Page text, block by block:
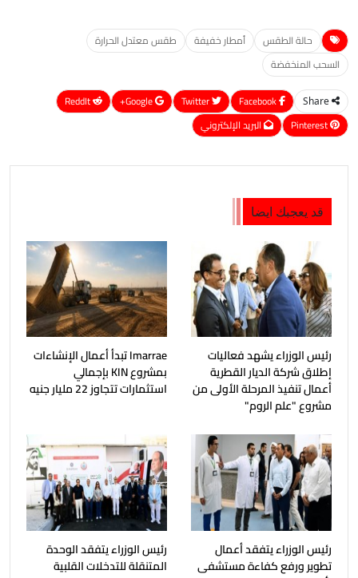
حالة الطقس أمطار خفيفة
طقس معتدل الحرارة
السحب المنخفضة
Share
Google+
ReddIt
Pinterest
البريد الإلكتروني
قد يعجبك ايضا
رئيس الوزراء يشهد فعاليات
إطلاق شركة الديار القطرية
أعمال تنفيذ المرحلة الأولى من
مشروع "علم الروم"
Imarrae تبدأ أعمال الإنشاءات
بمشروع KIN بإجمالي
استثمارات تتجاوز 22 مليار جنيه
رئيس الوزراء يتفقد أعمال
تطوير ورفع كفاءة مستشفى
رئيس الوزراء يتفقد الوحدة
المتنقلة للتدخلات القلبية